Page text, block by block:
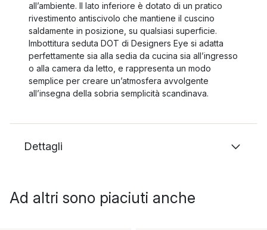
all’ambiente. Il lato inferiore è dotato di un pratico
rivestimento antiscivolo che mantiene il cuscino
saldamente in posizione, su qualsiasi superficie.
Imbottitura seduta DOT di Designers Eye si adatta
perfettamente sia alla sedia da cucina sia all’ingresso
o alla camera da letto, e rappresenta un modo
semplice per creare un’atmosfera avvolgente
all’insegna della sobria semplicità scandinava.
Dettagli
Ad altri sono piaciuti anche